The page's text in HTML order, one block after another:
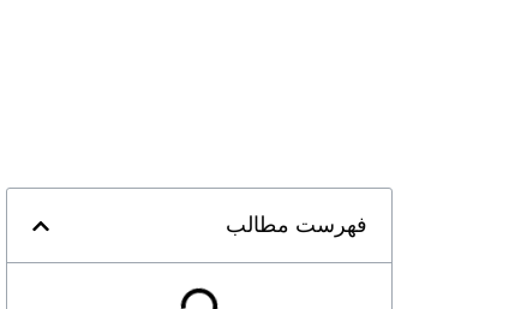
فهرست مطالب